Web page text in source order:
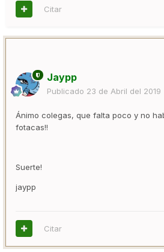
Citar
Jaypp
Publicado 23 de Abril del 2019
Ánimo colegas, que falta poco y no
fotacas!!
Suerte!
jaypp
Citar